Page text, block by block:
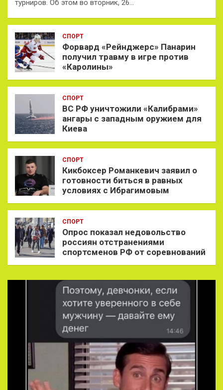
турниров. Об этом во вторник, 26…
СПОРТ
Форвард «Рейнджерс» Панарин
получил травму в игре против
«Каролины»
СПОРТ
ВС РФ уничтожили «Калибрами»
ангары с западным оружием для
Киева
СПОРТ
Кикбоксер Романкевич заявил о
готовности биться в равных
условиях с Ибрагимовым
СПОРТ
Опрос показал недовольство
россиян отстранениями
спортсменов РФ от соревнований